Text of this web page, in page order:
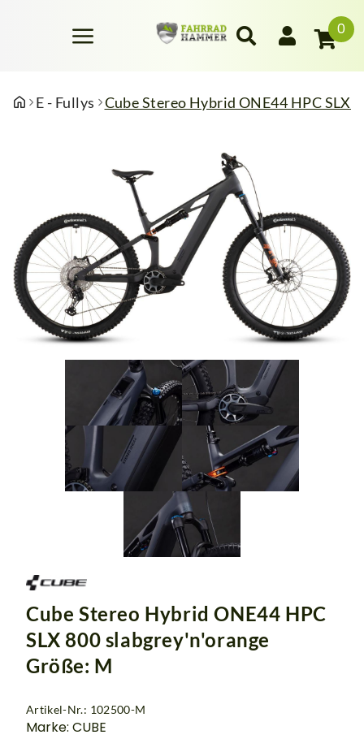
0
E - Fullys Cube Stereo Hybrid ONE44 HPC SLX
Cube Stereo Hybrid ONE44 HPC
SLX 800 slabgrey'n'orange
Größe: M
Artikel-Nr.: 102500-M
Marke: CUBE